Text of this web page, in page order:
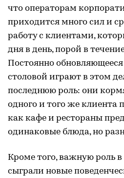
что операторам
приходится много сил и
работу с клиентами,
дня в день, порой в
Постоянно
столовой играют в этом
последнюю роль: они
одного и того же клиента
как кафе и рестораны
одинаковые блюда, но
Кроме того, важную роль
сыграли новые